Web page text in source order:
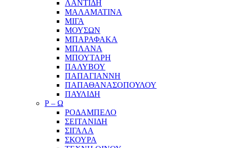
ΛΑΝΤΙΔΗ
ΜΑΛΑΜΑΤΙΝΑ
ΜΙΓΑ
ΜΟΥΣΩΝ
ΜΠΑΡΑΦΑΚΑ
ΜΠΛΑΝΑ
ΜΠΟΥΤΑΡΗ
ΠΑΛΥΒΟΥ
ΠΑΠΑΓΙΑΝΝΗ
ΠΑΠΑΘΑΝΑΣΟΠΟΥΛΟΥ
ΠΑΥΛΙΔΗ
Ρ – Ω
ΡΟΔΑΜΠΕΛΟ
ΣΕΙΤΑΝΙΔΗ
ΣΙΓΑΛΑ
ΣΚΟΥΡΑ